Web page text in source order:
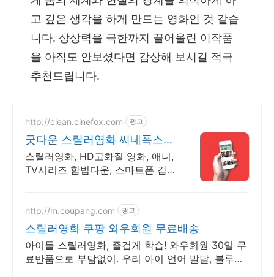
고 깊은 생각을 하게 만드는 영화인 것 같습
니다. 상상력을 극한까지 끌어올린 이작품
을 아직도 안보셨다면 감상해 보시길 적극
추천드립니다.
http://clean.cinefox.com 광고
굿다운 스릴러영화 씨네폭스
최대3만원+10%추가적립
스릴러영화, HD고화질 영화, 애니,
TV시리즈 합법다운, 스마트폰 감
http://m.coupang.com 광고
스릴러영화 쿠팡 와우회원 무료배송
아이들 스릴러영화, 즐겁게 학습! 와우회원 30일 무
료반품으로 부담없이. 우리 아이 언어 발달, 블루레